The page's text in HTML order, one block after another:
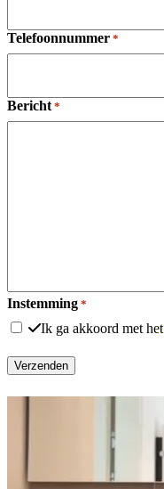
Telefoonnummer *
Bericht *
Instemming *
Ik ga akkoord met het
Verzenden